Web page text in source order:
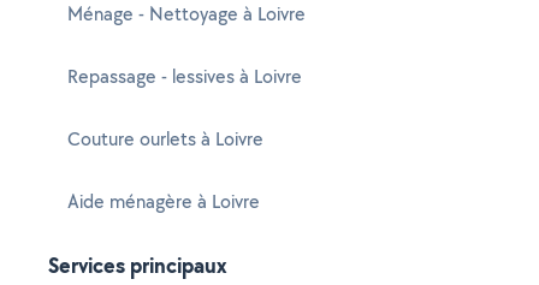
Ménage - Nettoyage à Loivre
Repassage - lessives à Loivre
Couture ourlets à Loivre
Aide ménagère à Loivre
Services principaux